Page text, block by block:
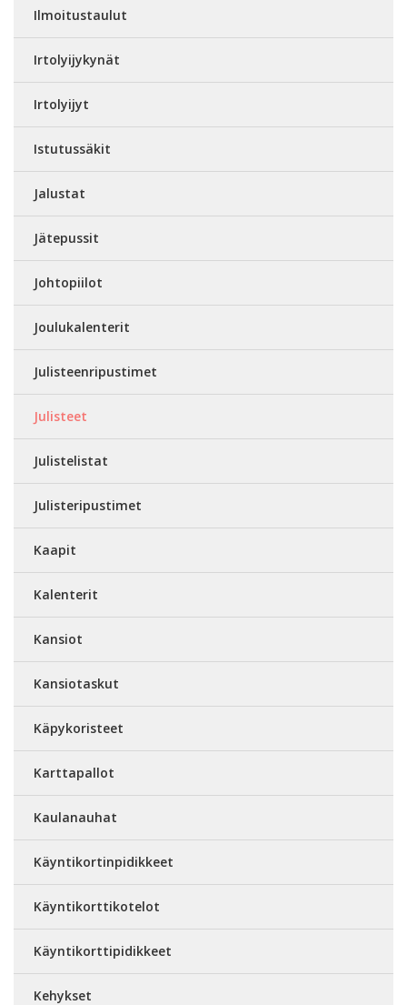
Ilmoitustaulut
Irtolyijykynät
Irtolyijyt
Istutussäkit
Jalustat
Jätepussit
Johtopiilot
Joulukalenterit
Julisteenripustimet
Julisteet
Julistelistat
Julisteripustimet
Kaapit
Kalenterit
Kansiot
Kansiotaskut
Käpykoristeet
Karttapallot
Kaulanauhat
Käyntikortinpidikkeet
Käyntikorttikotelot
Käyntikorttipidikkeet
Kehykset